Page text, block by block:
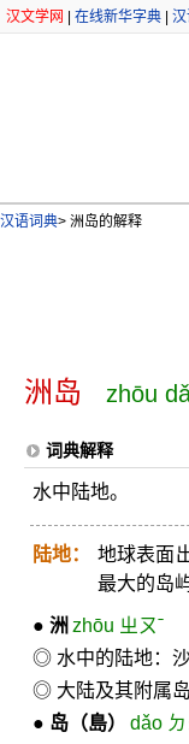
汉文学网 在线新华字典
汉语词典> 洲岛的解释
洲岛 zhōu
词典解释
水中陆地。
陆地：
地球表面
最大的岛
● 洲 zhōu ㄓㄡˉ
◎ 水中的陆地：沙
◎ 大陆及其附属
● 岛 （島）
dǎo ㄉ